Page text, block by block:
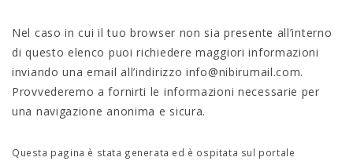
Nel caso in cui il tuo browser non sia presente all’interno
di questo elenco puoi richiedere maggiori informazioni
inviando una email all’indirizzo info@nibirumail.com.
Provvederemo a fornirti le informazioni necessarie per
una navigazione anonima e sicura.
Questa pagina è stata generata ed è ospitata sul portale